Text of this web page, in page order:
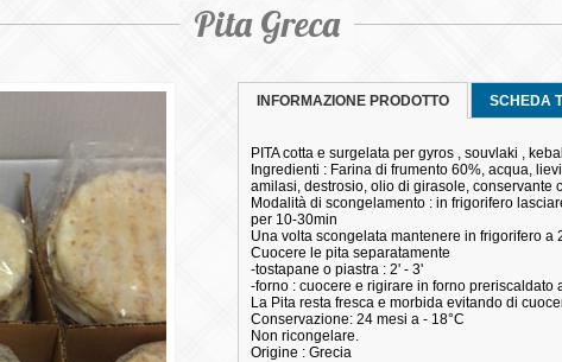
Pita Greca
INFORMAZIONE PRODOTTO SCHEDA
PITA cotta e surgelata per gyros , souvlaki ,
Ingredienti : Farina di frumento 60%, acqua,
amilasi, destrosio, olio di girasole, conservante
Modalità di scongelamento : in frigorifero
per 10-30min
Una volta scongelata mantenere in frigorifero a
Cuocere le pita separatamente
-tostapane o piastra : 2' - 3'
-forno : cuocere e rigirare in forno preriscaldato
La Pita resta fresca e morbida evitando di
Conservazione: 24 mesi a - 18°C
Non ricongelare.
Origine : Grecia